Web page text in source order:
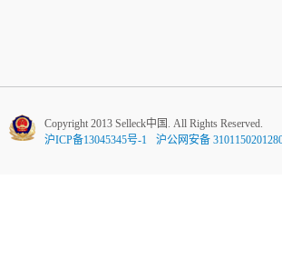
Copyright 2013 Selleck中国. All Rights Reserved.
沪ICP备13045345号-1
沪公网安备